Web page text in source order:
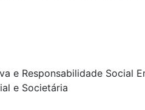
e Responsabilidade Social
e Societária